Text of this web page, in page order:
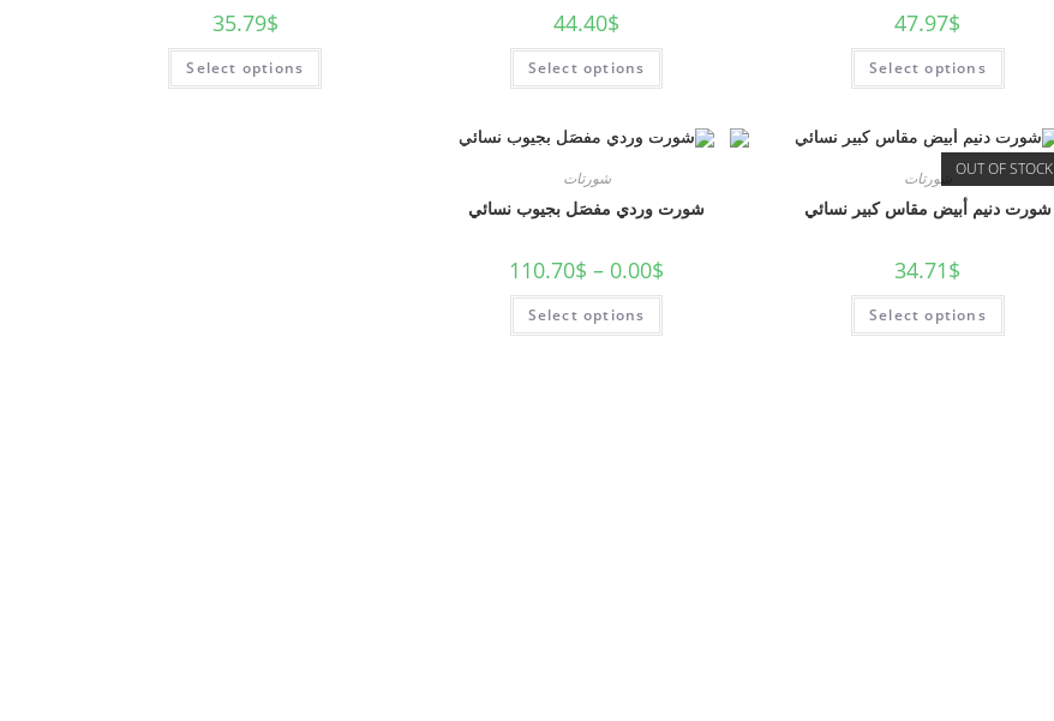
47.97$
Select options
44.40$
Select options
35.79$
Select options
OUT OF STOCK شورتات
شورت دنيم أبيض مقاس كبير نسائي
34.71$
Select options
شورتات
شورت وردي مفصَل بجيوب نسائي
0.00$
–
110.70$
Select options